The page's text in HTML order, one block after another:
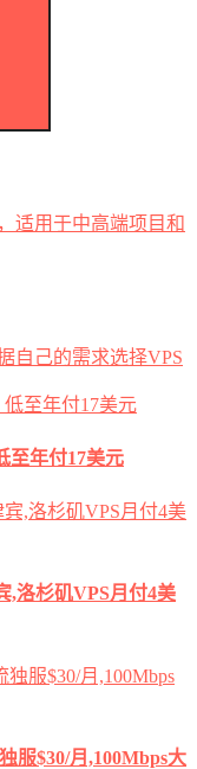
适用于中高端项目和
自己的需求选择VPS
至年付17美元
,洛杉矶VPS月付4美
服$30/月,100Mbps大